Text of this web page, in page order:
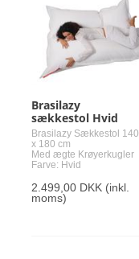
Brasilazy
sækkestol Hvid
Brasilazy Sækkestol 140
x 180 cm
Med ægte Krøyerkugler
Farve: Hvid
2.499,00 DKK (inkl.
moms)